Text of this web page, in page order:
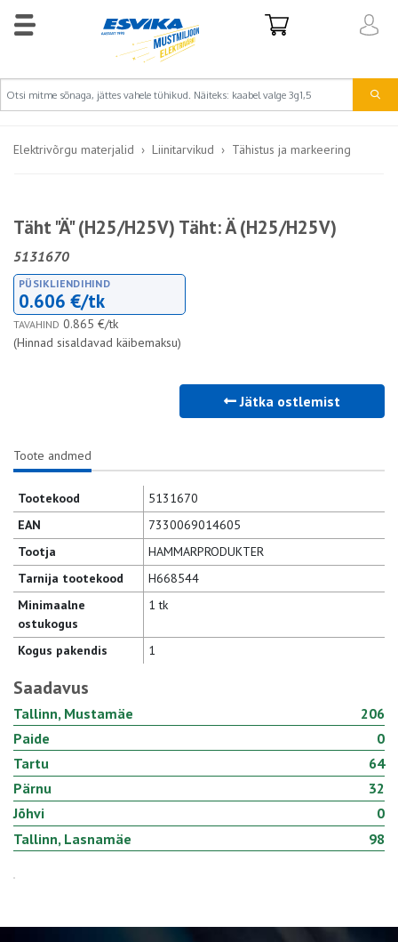
Elektrivõrgu materjalid Liinitarvikud Tähistus ja markeering
Täht "Ä" (H25/H25V) Täht: Ä (H25/H25V)
5131670
PÜSIKLIENDIHIND
0.606 €/tk
TAVAHIND 0.865 €/tk
(Hinnad sisaldavad käibemaksu)
Jätka ostlemist
Toote andmed
Tootekood
5131670
EAN
7330069014605
Tootja
HAMMARPRODUKTER
Tarnija tootekood
H668544
Minimaalne
ostukogus
1 tk
Kogus pakendis 1
Saadavus
Tallinn, Mustamäe
206
Paide
0
Tartu
64
Pärnu
32
Jõhvi
0
Tallinn, Lasnamäe
98